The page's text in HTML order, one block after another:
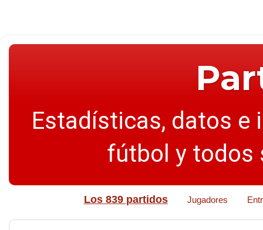
Estadísticas, datos e
fútbol y todos
Los 839 partidos Jugadores